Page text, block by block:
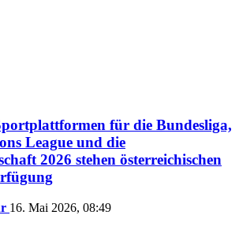
für die Bundesliga,
League und die
2026 stehen österreichischen
16. Mai 2026, 08:49